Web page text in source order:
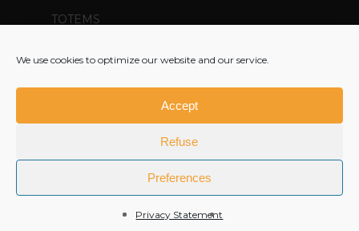
We use cookies to optimize our website and our service.
Accept
Refuse
Preferences
Privacy Statement
TOTEMS
Polynie - creation 2022
FR